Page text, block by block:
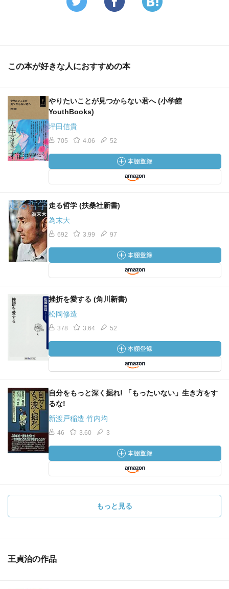
この本が好きな人におすすめの本
やりたいことが見つからない君へ (小学館
YouthBooks)
坪田信貴
705 4.06 52
走る哲学 (扶桑社新書)
為末大
692 3.99 97
挫折を愛する (角川新書)
松岡修造
378 3.64 52
自分をもっと深く掘れ! 「もったいない」生き方をす
るな!
新渡戸稲造 竹内均
46 3.60 3
もっと見る
王貞治の作品